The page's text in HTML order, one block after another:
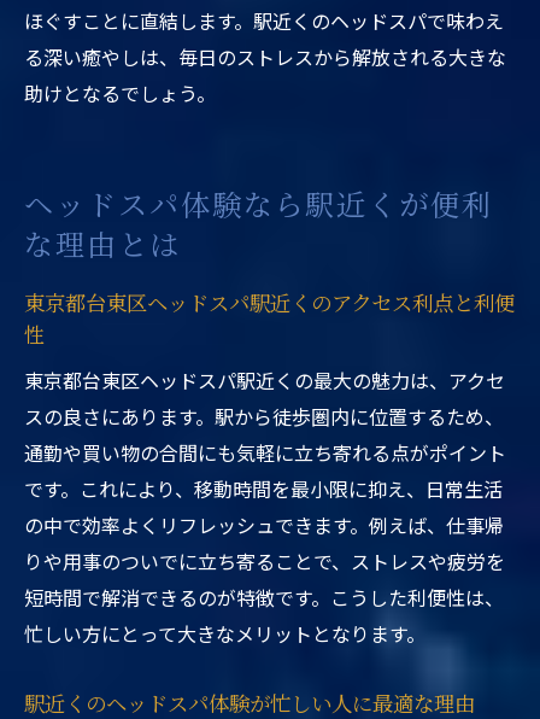
ほぐすことに直結します。駅近くのヘッドスパで味わえ
る深い癒やしは、毎日のストレスから解放される大きな
助けとなるでしょう。
ヘッドスパ体験なら駅近くが便利
な理由とは
東京都台東区ヘッドスパ駅近くのアクセス利点と利便
性
東京都台東区ヘッドスパ駅近くの最大の魅力は、アクセ
スの良さにあります。駅から徒歩圏内に位置するため、
通勤や買い物の合間にも気軽に立ち寄れる点がポイント
です。これにより、移動時間を最小限に抑え、日常生活
の中で効率よくリフレッシュできます。例えば、仕事帰
りや用事のついでに立ち寄ることで、ストレスや疲労を
短時間で解消できるのが特徴です。こうした利便性は、
忙しい方にとって大きなメリットとなります。
駅近くのヘッドスパ体験が忙しい人に最適な理由